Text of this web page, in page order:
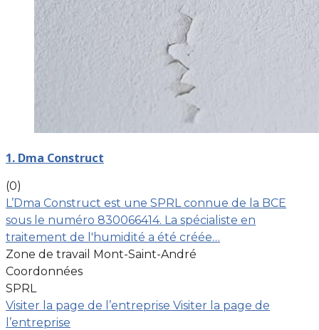
1. Dma Construct
(0)
L’Dma Construct est une SPRL connue de la BCE
sous le numéro 830066414. La spécialiste en
traitement de l'humidité a été créée…
Zone de travail Mont-Saint-André
Coordonnées
SPRL
Visiter la page de l’entreprise Visiter la page de
l’entreprise